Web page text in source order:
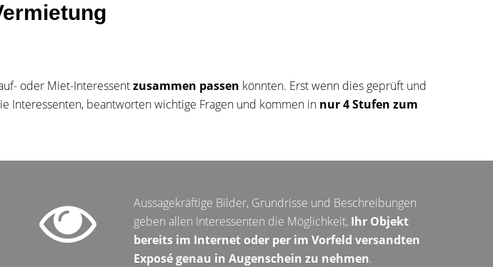
oder Miet-Interessentzusammen passen könnten. Erst wenn dies geprüft und
Interessenten, beantworten wichtige Fragen und kommen in nur 4 Stufen zum
Aussagekräftige Bilder, Grundrisse und Beschreibungen
geben allen Interessenten die Möglichkeit, Ihr Objekt
bereits im Internet oder per im Vorfeld versandten
Exposé genau in Augenschein zu nehmen.